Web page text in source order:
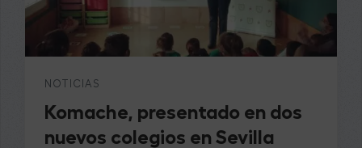
NOTICIAS
Komache, presentado en dos
nuevos colegios en Sevilla